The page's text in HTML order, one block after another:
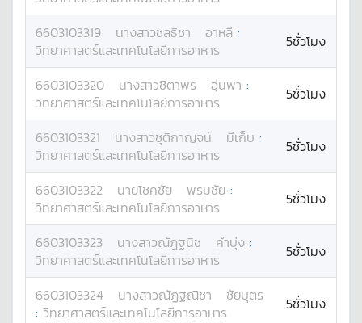
6603103319 นางสาวชลธิชา อาหลี :
วิทยาศาสตร์และเทคโนโลยีการอาหาร
5ชั่วโมง
6603103320 นางสาวชิตาพร อุ่นพา :
วิทยาศาสตร์และเทคโนโลยีการอาหาร
5ชั่วโมง
6603103321 นางสาวชุติกาญจน์ มีเก็บ :
วิทยาศาสตร์และเทคโนโลยีการอาหาร
5ชั่วโมง
6603103322 นายโชคชัย พรมชัย :
วิทยาศาสตร์และเทคโนโลยีการอาหาร
5ชั่วโมง
6603103323 นางสาวณัฎฐนิช คำบุ่ง :
วิทยาศาสตร์และเทคโนโลยีการอาหาร
5ชั่วโมง
6603103324 นางสาวณัฏฐณิชา
ชัยบุตร
: วิทยาศาสตร์และเทคโนโลยีการอาหาร 5ชั่วโมง